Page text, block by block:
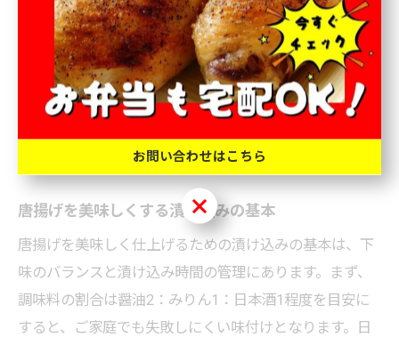
かになります。実際、専門店でも部位や肉質に合わせて
日本酒の量や種類を変える工夫がなされています。
このように、唐揚げの下味に日本酒を使うことは、食卓
での満足度を高める具体的な手法の一つです。特に晩酌
理とお酒の相乗効果を存分に味わえます。
唐揚げを美味しくする漬け込みの基本
唐揚げを美味しく仕上げるための漬け込みの基本は、下
味のバランスと漬け込み時間の管理にあります。まず、
調味料の割合は醤油2：みりん1：日本酒1程度を目安に
すると、ご家庭でも失敗しにくい味付けとなります。日
お問い合わせはこちら
お問い合わせはこちら